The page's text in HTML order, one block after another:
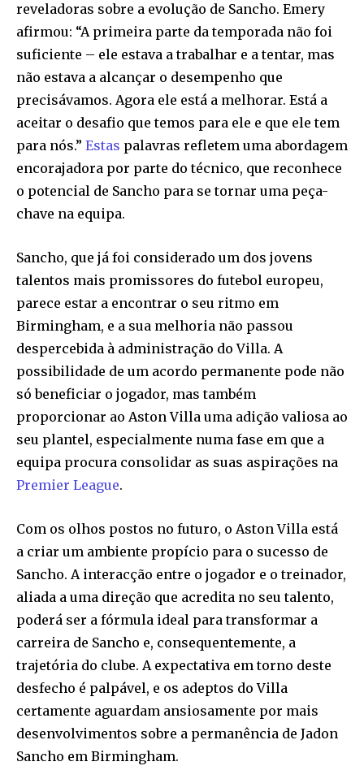
reveladoras sobre a evolução de Sancho. Emery
afirmou: “A primeira parte da temporada não foi
suficiente – ele estava a trabalhar e a tentar, mas
não estava a alcançar o desempenho que
precisávamos. Agora ele está a melhorar. Está a
aceitar o desafio que temos para ele e que ele tem
para nós.” Estas palavras refletem uma abordagem
encorajadora por parte do técnico, que reconhece
o potencial de Sancho para se tornar uma peça-
chave na equipa.
Sancho, que já foi considerado um dos jovens
talentos mais promissores do futebol europeu,
parece estar a encontrar o seu ritmo em
Birmingham, e a sua melhoria não passou
despercebida à administração do Villa. A
possibilidade de um acordo permanente pode não
só beneficiar o jogador, mas também
proporcionar ao Aston Villa uma adição valiosa ao
seu plantel, especialmente numa fase em que a
equipa procura consolidar as suas aspirações na
Premier League.
Com os olhos postos no futuro, o Aston Villa está
a criar um ambiente propício para o sucesso de
Sancho. A interacção entre o jogador e o treinador,
aliada a uma direção que acredita no seu talento,
poderá ser a fórmula ideal para transformar a
carreira de Sancho e, consequentemente, a
trajetória do clube. A expectativa em torno deste
desfecho é palpável, e os adeptos do Villa
certamente aguardam ansiosamente por mais
desenvolvimentos sobre a permanência de Jadon
Sancho em Birmingham.